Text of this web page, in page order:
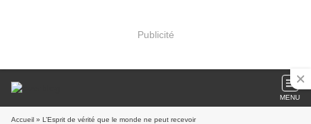
Publicité
MENU
Accueil » L’Esprit de vérité que le monde ne peut recevoir